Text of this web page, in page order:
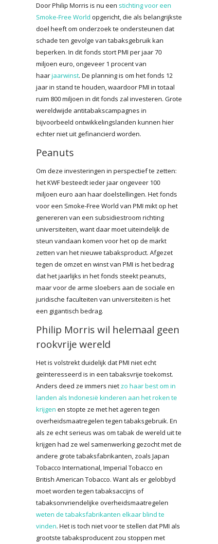
Door Philip Morris is nu een stichting voor een
Smoke-Free World opgericht, die als belangrijkste
doel heeft om onderzoek te ondersteunen dat
schade ten gevolge van tabaksgebruik kan
beperken. In dit fonds stort PMI per jaar 70
miljoen euro, ongeveer 1 procent van
haarjaarwinst. De planning is om het fonds 12
jaar in stand te houden, waardoor PMI in totaal
ruim 800 miljoen in dit fonds zal investeren. Grote
wereldwijde antitabakscampagnes in
bijvoorbeeld ontwikkelingslanden kunnen hier
echter niet uit gefinancierd worden.
Peanuts
Om deze investeringen in perspectief te zetten:
het KWF besteedt ieder jaar ongeveer 100
miljoen euro aan haar doelstellingen. Het fonds
voor een Smoke-Free World van PMI mikt op het
genereren van een subsidiestroom richting
universiteiten, want daar moet uiteindelijk de
steun vandaan komen voor het op de markt
zetten van het nieuwe tabaksproduct. Afgezet
tegen de omzet en winst van PMI is het bedrag
dat het jaarlijks in het fonds steekt peanuts,
maar voor de arme sloebers aan de sociale en
juridische faculteiten van universiteiten is het
een gigantisch bedrag.
Philip Morris wil helemaal geen
rookvrije wereld
Het is volstrekt duidelijk dat PMI niet echt
geïnteresseerd is in een tabaksvrije toekomst.
Anders deed ze immers niet zo haar best om in
landen als Indonesië kinderen aan het roken te
krijgen en stopte ze met het ageren tegen
overheidsmaatregelen tegen tabaksgebruik. En
als ze echt serieus was om tabak de wereld uit te
krijgen had ze wel samenwerking gezocht met de
andere grote tabaksfabrikanten, zoals Japan
Tobacco International, Imperial Tobacco en
British American Tobacco. Want als er gelobbyd
moet worden tegen tabaksaccijns of
tabaksonvriendelijke overheidsmaatregelen
weten de tabaksfabrikanten elkaar blind te
vinden. Het is toch niet voor te stellen dat PMI als
grootste tabaksproducent zou stoppen met